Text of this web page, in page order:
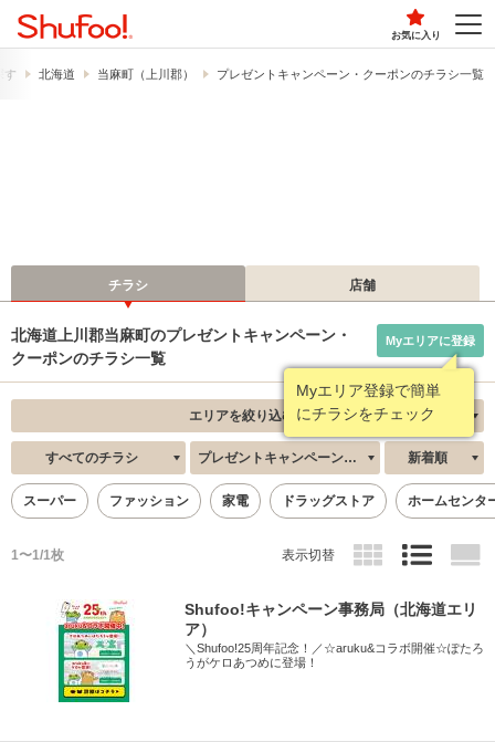
お気に入り
す 北海道 当麻町（上川郡） プレゼントキャンペーン・クーポンのチラシ一覧
チラシ 店舗
北海道上川郡当麻町のプレゼントキャンペーン・
クーポンのチラシ一覧
Myエリア登録で簡単
にチラシをチェック
Myエリアに登録
エリアを絞り込む
すべてのチラシ プレゼントキャンペーン・クーポン 新着順
スーパー ファッション 家電 ドラッグストア ホームセンタ
1〜1/1枚 表示切替
Shufoo!キャンペーン事務局（北海道エリ
ア）
＼Shufoo!25周年記念！／☆aruku&コラボ開催☆ぽたろ
うがケロあつめに登場！